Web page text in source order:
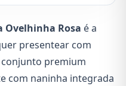
Ovelhinha Rosa é a
presentear com
conjunto premium
com naninha integrada